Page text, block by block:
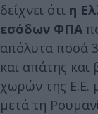
δείχνει ότι η
εσόδων ΦΠΑ
απόλυτα ποσά
και απάτης και
χωρών της Ε.Ε.
μετά τη